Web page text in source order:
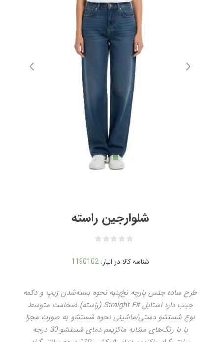
شلوارجین راسته
شناسه کالا در انبار: 1190102
طرح ساده جنس پارچه نخ‌پنبه نحوه بسته‌شدن زیپ و دکمه
جیب دارد استایل Straight Fit (راسته) ضخامت متوسط
نوع شستشو دستی/ماشینی نحوه شستشو به صورت مجزا
یا با رنگ‌های مشابه ماکزیمم دمای شستشو 30 درجه